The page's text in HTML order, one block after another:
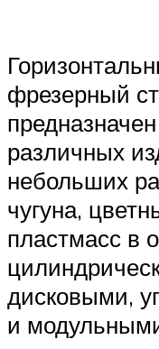
фрезерный
различных
небольших
чугуна,
пластмасс в
дисковыми,
и